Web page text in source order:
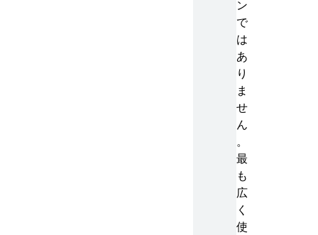
ン
で
は
あ
り
ま
せ
ん
。
最
も
広
く
使